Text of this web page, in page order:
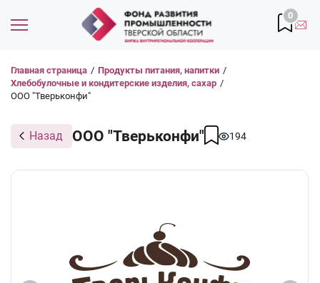
0
Главная страница / Продукты питания, напитки /
Хлебобулочные и кондитерские изделия, сахар /
ООО "Тверьконфи"
Назад 194
ООО "Тверьконфи"